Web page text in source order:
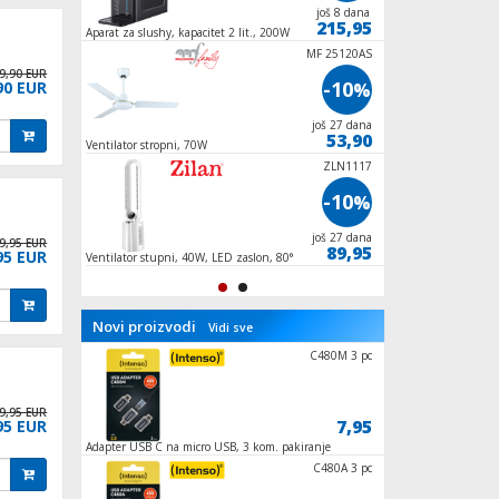
EUR
EUR
EUR
EUR
EUR
EUR
još 27 dana
Aparat za slushy, kapacitet 2 lit., 200W
još 8 dana
215,95
Ventilator stropni, 70W
MF 25120AS
-10%
još 27 dana
53,90
Ventilator stupni, 40W, LED zaslon, 80°
ZLN1117
-10%
još 27 dana
89,95
Novi proizvodi Vidi sve
59,95
SATURN
Adapter USB C na micro USB, 3 kom. pakiranje
C480M 3 pc
7,95
C480A 3 pc